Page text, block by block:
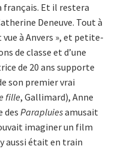
français. Et il restera
Deneuve. Tout à
à Anvers », et petite-
de classe et d’une
de 20 ans supporte
son premier vrai
fille, Gallimard), Anne
desParapluiesamusait
imaginer un film
aussi était en train